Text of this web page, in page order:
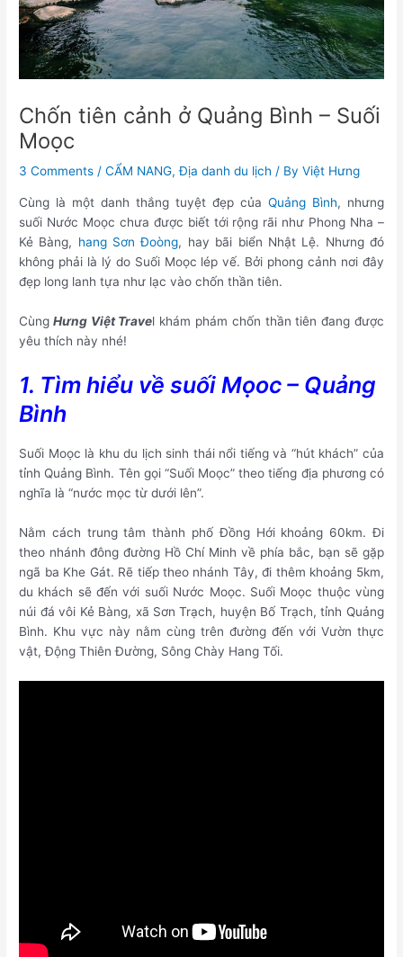
Chốn tiên cảnh ở Quảng Bình – Suối
Moọc
3 Comments /CẨM NANG,Địa danh du lịch / ByViệt Hưng
Cùng là một danh thắng tuyệt đẹp của Quảng Bình, nhưng
suối Nước Moọc chưa được biết tới rộng rãi như Phong Nha –
Kẻ Bàng, hang Sơn Đoòng, hay bãi biển Nhật Lệ. Nhưng đó
không phải là lý do Suối Moọc lép vế. Bởi phong cảnh nơi đây
đẹp long lanh tựa như lạc vào chốn thần tiên.
Cùng Hưng Việt Travel khám phám chốn thần tiên đang được
yêu thích này nhé!
1. Tìm hiểu về suối Mọoc – Quảng
Bình
Suối Moọc là khu du lịch sinh thái nổi tiếng và “hút khách” của
tỉnh Quảng Bình. Tên gọi “Suối Moọc” theo tiếng địa phương có
nghĩa là “nước mọc từ dưới lên”.
Nằm cách trung tâm thành phố Đồng Hới khoảng 60km. Đi
theo nhánh đông đường Hồ Chí Minh về phía bắc, bạn sẽ gặp
ngã ba Khe Gát. Rẽ tiếp theo nhánh Tây, đi thêm khoảng 5km,
du khách sẽ đến với suối Nước Moọc. Suối Moọc thuộc vùng
núi đá vôi Kẻ Bàng, xã Sơn Trạch, huyện Bố Trạch, tỉnh Quảng
Bình. Khu vực này nằm cùng trên đường đến với Vườn thực
vật, Động Thiên Đường, Sông Chày Hang Tối.